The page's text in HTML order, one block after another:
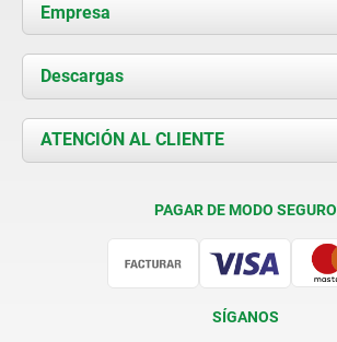
Empresa
Acerca de nosotros
Novedades
Contacto
Descargas
Documents
ATENCIÓN AL CLIENTE
PAGAR DE MODO SEGURO
SÍGANOS